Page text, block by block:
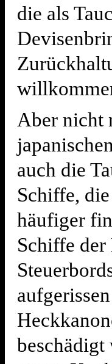
die als
Aber nicht
auch die
Schiffe,
häufiger
Schiffe der
beschädigt